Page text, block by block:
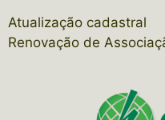
Atualização cadastral
Renovação de